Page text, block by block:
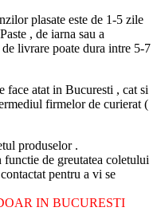
plasate este de 1-5 zile
, de iarna sau a
livrare poate dura intre 5-7
face atat in Bucuresti , cat si
firmelor de curierat (
produselor .
functie de greutatea coletului
pentru a vi se
IN BUCURESTI